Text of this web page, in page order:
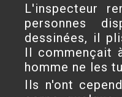
L'inspecteur
personnes
dessinées, il
Il commençait
homme ne les
Ils n'ont